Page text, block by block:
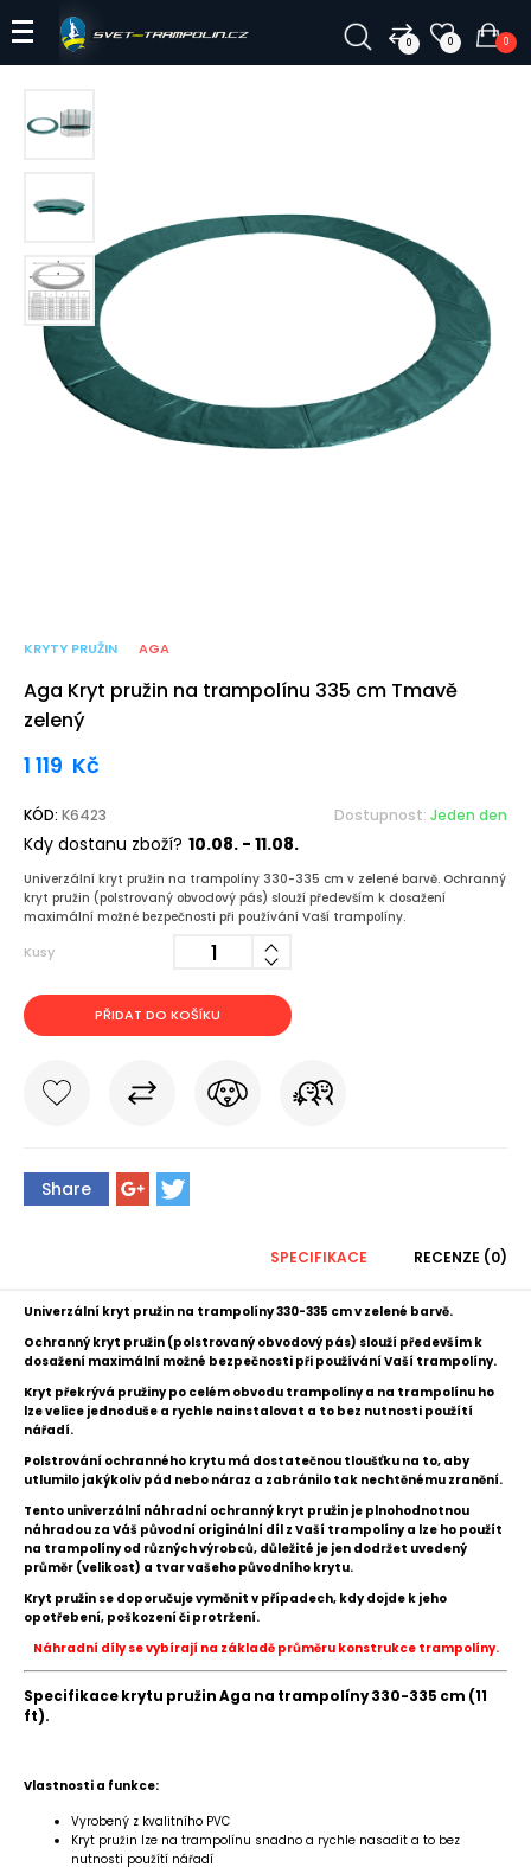
0 0 0
KRYTY PRUŽIN AGA
Aga Kryt pružin na trampolínu 335 cm Tmavě
zelený
1 119 Kč
KÓD: K6423 Dostupnost: Jeden den
Kdy dostanu zboží? 10.08. - 11.08.
Univerzální kryt pružin na trampolíny 330-335 cm v zelené barvě. Ochranný
kryt pružin (polstrovaný obvodový pás) slouží především k dosažení
maximální možné bezpečnosti při používání Vaší trampolíny.
Kusy
PŘIDAT DO KOŠÍKU
Share
SPECIFIKACE RECENZE (0)
Univerzální kryt pružin na trampolíny 330-335 cm v zelené barvě.
Ochranný kryt pružin (polstrovaný obvodový pás) slouží především k
dosažení maximální možné bezpečnosti při používání Vaší trampolíny.
Kryt překrývá pružiny po celém obvodu trampolíny a na trampolínu ho
lze velice jednoduše a rychle nainstalovat a to bez nutnosti použítí
nářadí.
Polstrování ochranného krytu má dostatečnou tloušťku na to, aby
utlumilo jakýkoliv pád nebo náraz a zabránilo tak nechtěnému zranění.
Tento univerzální náhradní ochranný kryt pružin je plnohodnotnou
náhradou za Váš původní originální díl z Vaší trampolíny a lze ho použít
na trampolíny od různých výrobců, důležité je jen dodržet uvedený
průměr (velikost) a tvar vašeho původního krytu.
Kryt pružin se doporučuje vyměnit v případech, kdy dojde k jeho
opotřebení, poškození či protržení.
Náhradní díly se vybírají na základě průměru konstrukce trampolíny.
Specifikace krytu pružin Aga na trampolíny 330-335 cm (11
ft).
Vlastnosti a funkce:
Vyrobený z kvalitního PVC
Kryt pružin lze na trampolínu snadno a rychle nasadit a to bez
nutnosti použítí nářadí